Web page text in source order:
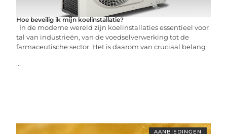
Hoe beveilig ik mijn koelinstallatie?
In de moderne wereld zijn koelinstallaties essentieel voor
tal van industrieën, van de voedselverwerking tot de
farmaceutische sector. Het is daarom van cruciaal belang
...
AANBIEDINGEN